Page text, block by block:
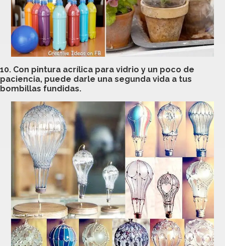
10. Con pintura acrílica para vidrio y un poco de
paciencia, puede darle una segunda vida a tus
bombillas fundidas.